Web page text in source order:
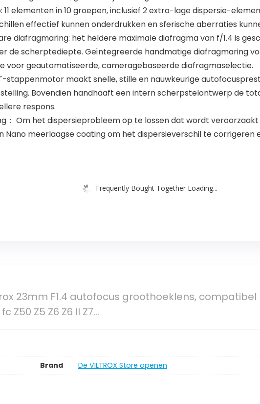
elementen in 10 groepen, inclusief 2 extra-lage dispersie-
effectief kunnen onderdrukken en sferische aberraties
diafragmaring: het heldere maximale diafragma van f/1.4 is
de scherptediepte. Geïntegreerde handmatige diafragmaring
voor geautomatiseerde, cameragebaseerde diafragmaselectie.
stappenmotor maakt snelle, stille en nauwkeurige
Bovendien handhaaft een intern scherpstelontwerp de
respons.
： Om het dispersieprobleem op te lossen dat wordt
Nano meerlaagse coating om het dispersieverschil te corrigeren
Frequently Bought Together Loading...
23mm F1.4 autofocus groothoeklens,
Z50 Z5 Z6 Z6 II Z7…
Brand De VILTROX Store openen